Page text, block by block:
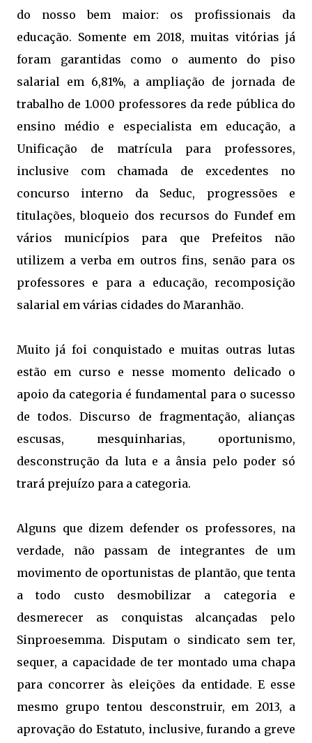
do nosso bem maior: os profissionais da
educação. Somente em 2018, muitas vitórias já
foram garantidas como o aumento do piso
salarial em 6,81%, a ampliação de jornada de
trabalho de 1.000 professores da rede pública do
ensino médio e especialista em educação, a
Unificação de matrícula para professores,
inclusive com chamada de excedentes no
concurso interno da Seduc, progressões e
titulações, bloqueio dos recursos do Fundef em
vários municípios para que Prefeitos não
utilizem a verba em outros fins, senão para os
professores e para a educação, recomposição
salarial em várias cidades do Maranhão.
Muito já foi conquistado e muitas outras lutas
estão em curso e nesse momento delicado o
apoio da categoria é fundamental para o sucesso
de todos. Discurso de fragmentação, alianças
escusas, mesquinharias, oportunismo,
desconstrução da luta e a ânsia pelo poder só
trará prejuízo para a categoria.
Alguns que dizem defender os professores, na
verdade, não passam de integrantes de um
movimento de oportunistas de plantão, que tenta
a todo custo desmobilizar a categoria e
desmerecer as conquistas alcançadas pelo
Sinproesemma. Disputam o sindicato sem ter,
sequer, a capacidade de ter montado uma chapa
para concorrer às eleições da entidade. E esse
mesmo grupo tentou desconstruir, em 2013, a
aprovação do Estatuto, inclusive, furando a greve